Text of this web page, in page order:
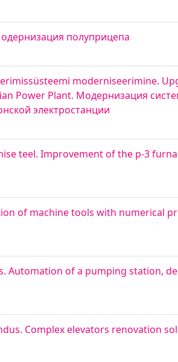
полуприцепа
moderniseerimine.
Power Plant. Модернизация
электростанции
teel. Improvement of the p-3
of machine tools with numerical
Automation of a pumping station,
Complex elevators renovation